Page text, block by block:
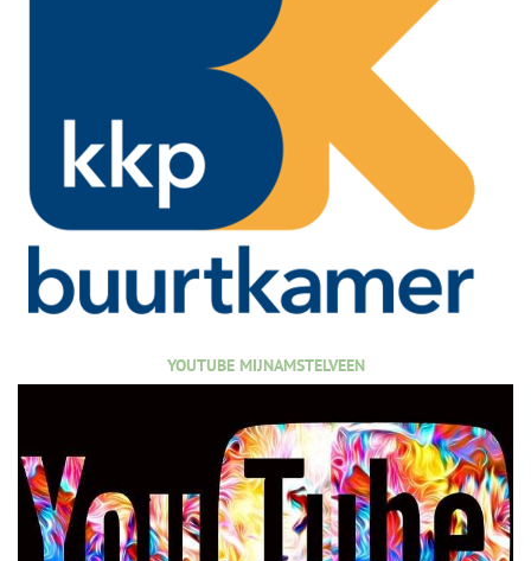
YOUTUBE MIJNAMSTELVEEN